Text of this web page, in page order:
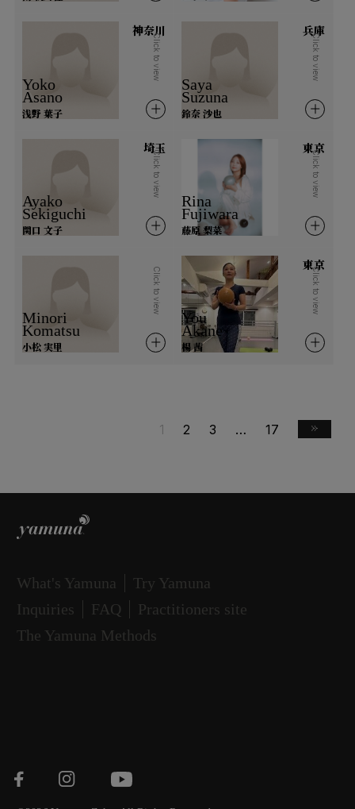
宮崎県
海外
香港
神奈川
Yoko
Asano
浅野 葉子
Click to view
兵庫
Saya
Suzuna
鈴奈 沙也
Click to view
埼玉
Ayako
Sekiguchi
関口 文子
Click to view
東京
Rina
Fujiwara
藤原 梨菜
Click to view
Minori
Komatsu
小松 実里
Click to view
東京
You
Akane
楊 茜
Click to view
1 2 3 … 17
What's Yamuna
Try Yamuna
Inquiries
FAQ
Practitioners site
The Yamuna Methods